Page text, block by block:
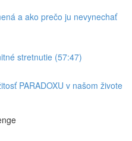
a ako prečo ju nevynechať
stretnutie (57:47)
PARADOXU v našom živote